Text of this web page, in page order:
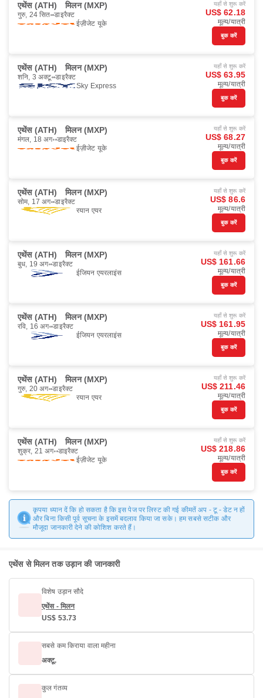
एथेंस (ATH) मिलन (MXP)
गुरु, 24 सित॰ डाइरैक्ट
ईज़ीजेट यूके
यहाँ से शुरू करें
US$ 62.18
मूल्य/यात्री
बुक करें
एथेंस (ATH) मिलन (MXP)
शनि, 3 अक्टू॰ डाइरैक्ट
Sky Express
यहाँ से शुरू करें
US$ 63.95
मूल्य/यात्री
बुक करें
एथेंस (ATH) मिलन (MXP)
मंगल, 18 अग॰ डाइरैक्ट
ईज़ीजेट यूके
यहाँ से शुरू करें
US$ 68.27
मूल्य/यात्री
बुक करें
एथेंस (ATH) मिलन (MXP)
सोम, 17 अग॰ डाइरैक्ट
रयान एयर
यहाँ से शुरू करें
US$ 86.6
मूल्य/यात्री
बुक करें
एथेंस (ATH) मिलन (MXP)
बुध, 19 अग॰ डाइरैक्ट
ईजियन एयरलाइंस
यहाँ से शुरू करें
US$ 161.66
मूल्य/यात्री
बुक करें
एथेंस (ATH) मिलन (MXP)
रवि, 16 अग॰ डाइरैक्ट
ईजियन एयरलाइंस
यहाँ से शुरू करें
US$ 161.95
मूल्य/यात्री
बुक करें
एथेंस (ATH) मिलन (MXP)
गुरु, 20 अग॰ डाइरैक्ट
रयान एयर
यहाँ से शुरू करें
US$ 211.46
मूल्य/यात्री
बुक करें
एथेंस (ATH) मिलन (MXP)
शुक्र, 21 अग॰ डाइरैक्ट
ईज़ीजेट यूके
यहाँ से शुरू करें
US$ 218.86
मूल्य/यात्री
बुक करें
कृपया ध्यान दें कि हो सकता है कि इस पेज पर लिस्ट की गई कीमतें अप - टू - डेट न हों
और बिना किसी पूर्व सूचना के इसमें बदलाव किया जा सके। हम सबसे सटीक और
मौजूदा जानकारी देने की कोशिश करते हैं।
एथेंस से मिलन तक उड़ान की जानकारी
विशेष उड़ान सौदे
एथेंस - मिलन
US$ 53.73
सबसे कम किराया वाला महीना
अक्टू.
कुल गंतव्य